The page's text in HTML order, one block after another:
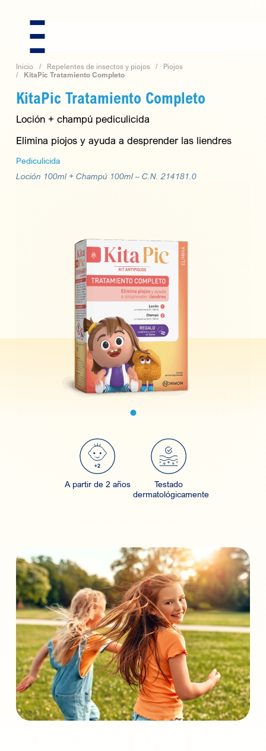
content
Inicio Repelentes de insectos y piojos
Piojos
KitaPic Tratamiento Completo
KitaPic Tratamiento Completo
Loción + champú pediculicida
Elimina piojos y ayuda a desprender las liendres
Pediculicida
Loción 100ml + Champú 100ml –C.N. 214181.0
A partir de 2 años
Testado
dermatológicamente